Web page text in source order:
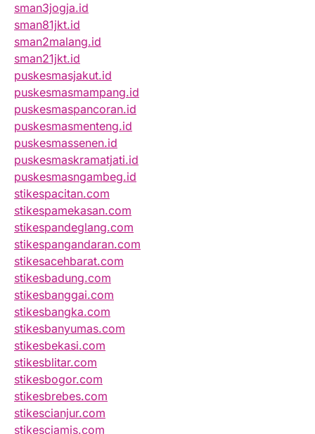
sman3jogja.id
sman81jkt.id
sman2malang.id
sman21jkt.id
puskesmasjakut.id
puskesmasmampang.id
puskesmaspancoran.id
puskesmasmenteng.id
puskesmassenen.id
puskesmaskramatjati.id
puskesmasngambeg.id
stikespacitan.com
stikespamekasan.com
stikespandeglang.com
stikespangandaran.com
stikesacehbarat.com
stikesbadung.com
stikesbanggai.com
stikesbangka.com
stikesbanyumas.com
stikesbekasi.com
stikesblitar.com
stikesbogor.com
stikesbrebes.com
stikescianjur.com
stikesciamis.com